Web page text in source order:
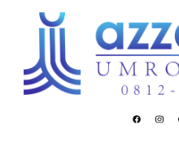
Azzamku